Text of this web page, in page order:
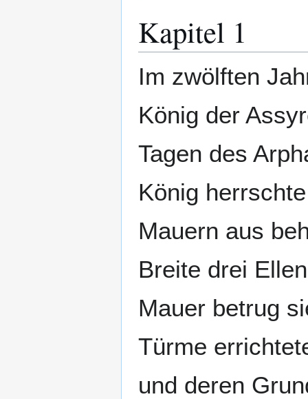
Kapitel 1
Im zwölften
König der
Tagen des
König
Mauern aus
Breite drei
Mauer betrug
Türme
und deren